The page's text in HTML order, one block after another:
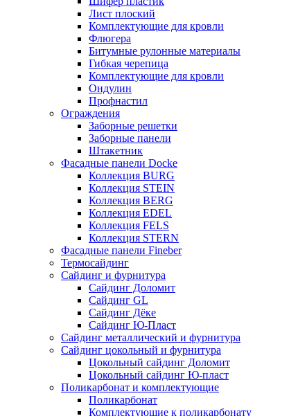
Лист плоский
Комплектующие для кровли
Флюгера
Битумные рулонные материалы
Гибкая черепица
Комплектующие для кровли
Ондулин
Профнастил
Ограждения
Заборные решетки
Заборные панели
Штакетник
Фасадные панели Docke
Коллекция BURG
Коллекция STEIN
Коллекция BERG
Коллекция EDEL
Коллекция FELS
Коллекция STERN
Фасадные панели Fineber
Термосайдинг
Сайдинг и фурнитура
Сайдинг Доломит
Сайдинг GL
Сайдинг Дёке
Сайдинг Ю-Пласт
Сайдинг металлический и фурнитура
Сайдинг цокольный и фурнитура
Цокольный сайдинг Доломит
Цокольный сайдинг Ю-пласт
Поликарбонат и комплектующие
Поликарбонат
Комплектующие к поликарбонату